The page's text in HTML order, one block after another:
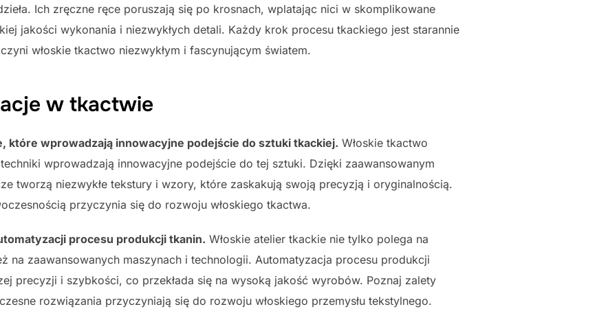
Ich zręczne ręce poruszają się po krosnach, wplatając nici w skomplikowane
jakości wykonania i niezwykłych detali. Każdy krok procesu tkackiego jest starannie
włoskie tkactwo niezwykłym i fascynującym światem.
w tkactwie
które wprowadzają innowacyjne podejście do sztuki tkackiej. Włoskie tkactwo
wprowadzają innowacyjne podejście do tej sztuki. Dzięki zaawansowanym
tworzą niezwykłe tekstury i wzory, które zaskakują swoją precyzją i oryginalnością.
przyczynia się do rozwoju włoskiego tkactwa.
procesu produkcji tkanin. Włoskie atelier tkackie nie tylko polega na
na zaawansowanych maszynach i technologii. Automatyzacja procesu produkcji
precyzji i szybkości, co przekłada się na wysoką jakość wyrobów. Poznaj zalety
rozwiązania przyczyniają się do rozwoju włoskiego przemysłu tekstylnego.